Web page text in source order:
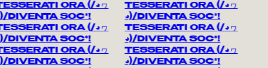
ORA(/◕ヮ
DIVENTA SOC*!
ORA(/◕ヮ
DIVENTA SOC*!
ORA(/◕ヮ
DIVENTA SOC*!
TESSERATI ORA(/◕ヮ
◕)/DIVENTA SOC*!
TESSERATI ORA(/◕ヮ
◕)/DIVENTA SOC*!
TESSERATI ORA(/◕ヮ
◕)/DIVENTA SOC*!